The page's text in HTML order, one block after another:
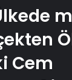
Cem